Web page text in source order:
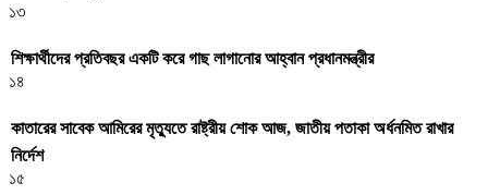
১৩
শিক্ষার্থীদের প্রতিবছর একটি করে গাছ লাগানোর আহ্বান প্রধানমন্ত্রীর
১৪
কাতারের সাবেক আমিরের মৃত্যুতে রাষ্ট্রীয় শোক আজ, জাতীয় পতাকা অর্ধনমিত রাখার
নির্দেশ
১৫